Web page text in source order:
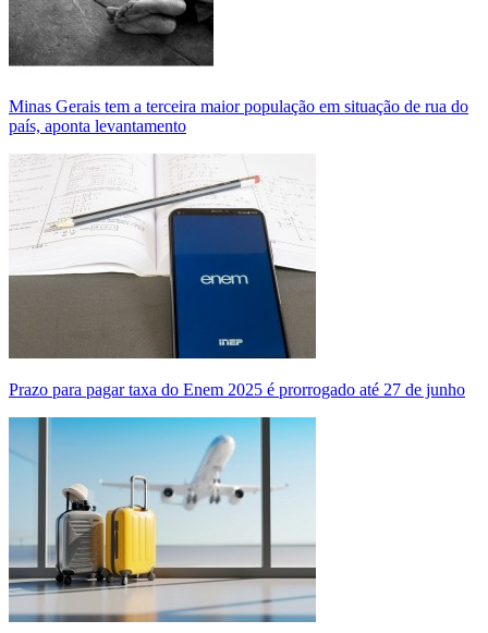
Minas Gerais tem a terceira maior população em situação de rua do
país, aponta levantamento
Prazo para pagar taxa do Enem 2025 é prorrogado até 27 de junho